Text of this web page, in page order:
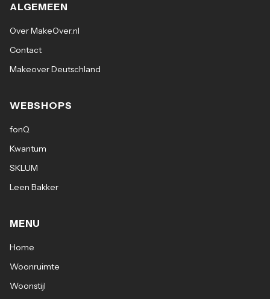
ALGEMEEN
Over MakeOver.nl
Contact
Makeover Deutschland
WEBSHOPS
fonQ
Kwantum
SKLUM
Leen Bakker
MENU
Home
Woonruimte
Woonstijl